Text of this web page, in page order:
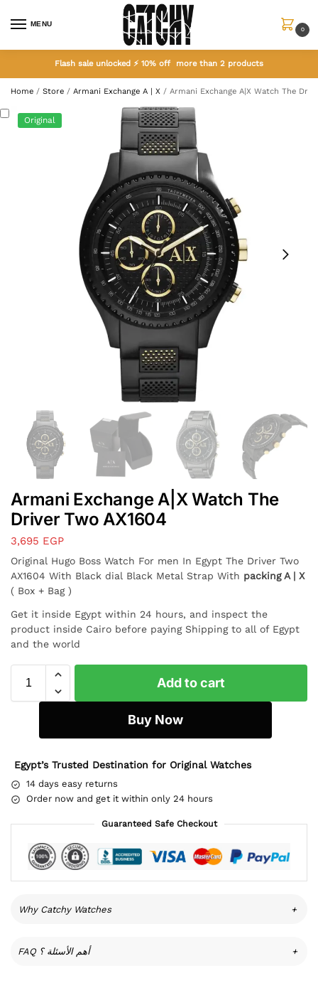
MENU
0
Flash sale unlocked ⚡ 10% off more than 2 products
Home / Store / Armani Exchange A | X / Armani Exchange A|X Watch The
Original
Armani Exchange A|X Watch The
Driver Two AX1604
3,695 EGP
Original Hugo Boss Watch For men In Egypt The Driver Two
AX1604 With Black dial Black Metal Strap With packing A | X
( Box + Bag )
Get it inside Egypt within 24 hours, and inspect the
product inside Cairo before paying Shipping to all of Egypt
and the world
Add to cart
Buy Now
Egypt’s Trusted Destination for Original Watches
14 days easy returns
Order now and get it within only 24 hours
Guaranteed Safe Checkout
Why Catchy Watches +
FAQ أهم الأسئلة ؟ +